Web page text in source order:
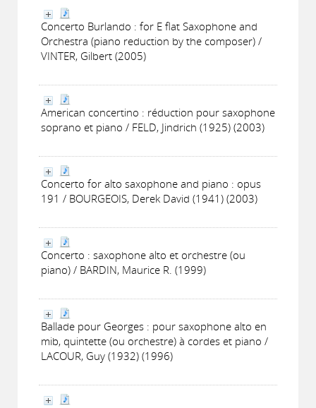
Concerto Burlando : for E flat Saxophone and
Orchestra (piano reduction by the composer) /
VINTER, Gilbert (2005)
American concertino : réduction pour saxophone
soprano et piano / FELD, Jindrich (1925) (2003)
Concerto for alto saxophone and piano : opus
191 / BOURGEOIS, Derek David (1941) (2003)
Concerto : saxophone alto et orchestre (ou
piano) / BARDIN, Maurice R. (1999)
Ballade pour Georges : pour saxophone alto en
mib, quintette (ou orchestre) à cordes et piano /
LACOUR, Guy (1932) (1996)